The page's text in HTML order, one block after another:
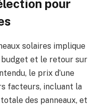
pour
solaires implique
et le retour sur
le prix d’une
facteurs, incluant la
des panneaux, et